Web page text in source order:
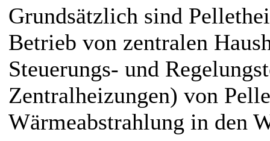
Grundsätzlich sind
Betrieb von zentralen
Steuerungs- und
Zentralheizungen) von
Wärmeabstrahlung in den